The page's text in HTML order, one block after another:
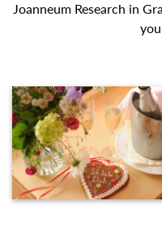
Joanneum Research in